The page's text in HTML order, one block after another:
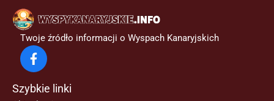
Twoje źródło informacji o Wyspach Kanaryjskich
Szybkie linki